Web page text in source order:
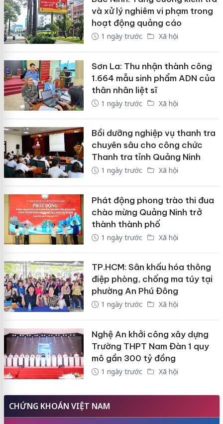
và xử lý nghiêm vi phạm trong
hoạt động quảng cáo
1 ngày trước Xã hội
Sơn La: Thu nhận thành công
1.664 mẫu sinh phẩm ADN của
thân nhân liệt sĩ
1 ngày trước Xã hội
Bồi dưỡng nghiệp vụ thanh tra
chuyên sâu cho công chức
Thanh tra tỉnh Quảng Ninh
1 ngày trước Xã hội
Phát động phong trào thi đua
chào mừng Quảng Ninh trở
thành thành phố
1 ngày trước Xã hội
TP.HCM: Sân khấu hóa thông
điệp phòng, chống ma túy tại
phường An Phú Đông
1 ngày trước Xã hội
Nghệ An khởi công xây dựng
Trường THPT Nam Đàn 1 quy
mô gần 300 tỷ đồng
1 ngày trước Xã hội
CHỨNG KHOÁN VIỆT NAM